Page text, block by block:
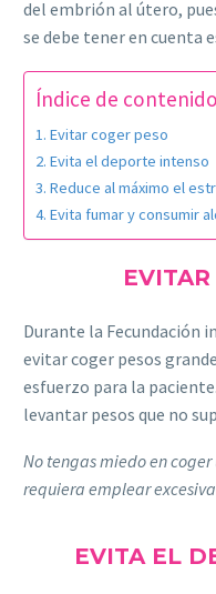
del embrión al útero,
se debe tener en cuenta
Índice de
Evitar coger peso
Evita el deporte intenso
Reduce al máximo el
Evita fumar y consumir
EVITAR
Durante la Fecundación
evitar coger pesos
esfuerzo para la
levantar pesos que no
No tengas miedo en
requiera emplear
EVITA EL